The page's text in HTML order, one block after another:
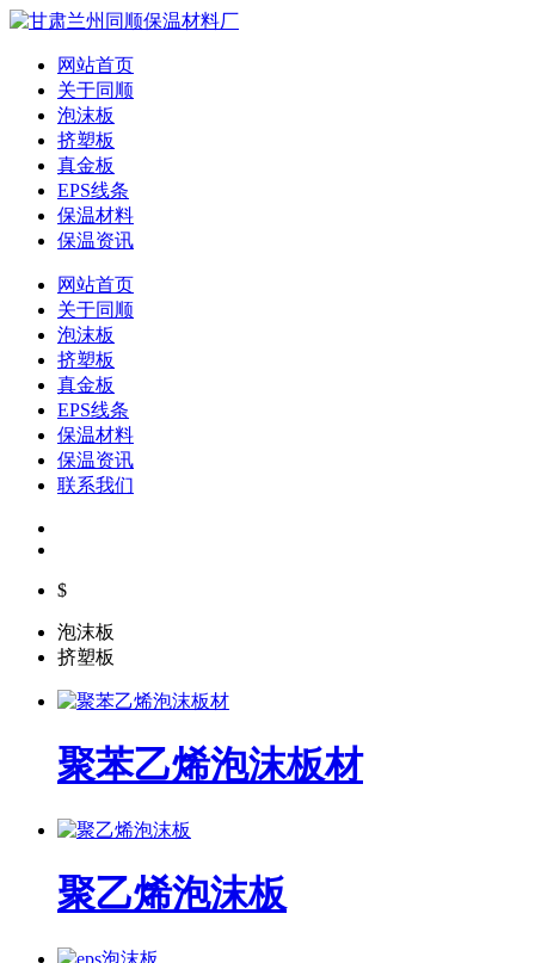
网站首页
关于同顺
泡沫板
挤塑板
真金板
EPS线条
保温材料
保温资讯
网站首页
关于同顺
泡沫板
挤塑板
真金板
EPS线条
保温材料
保温资讯
联系我们
$
泡沫板
挤塑板
聚苯乙烯泡沫板材
聚乙烯泡沫板